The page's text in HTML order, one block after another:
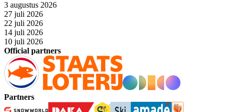
3 augustus 2026
27 juli 2026
22 juli 2026
14 juli 2026
10 juli 2026
Official partners
Partners